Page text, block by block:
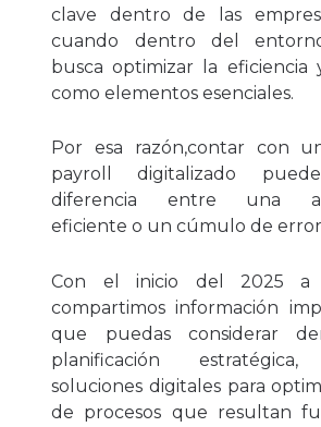
clave dentro de las
cuando dentro del
busca optimizar la eficiencia
como elementos esenciales.
Por esa razón,contar con
payroll digitalizado
diferencia entre una
eficiente o un cúmulo de
Con el inicio del 2025 a
compartimos información
que puedas considerar
planificación estratégica,
soluciones digitales para
de procesos que resultan